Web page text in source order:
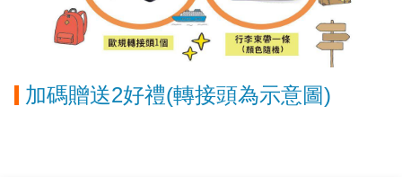
加碼贈送2好禮(轉接頭為示意圖)